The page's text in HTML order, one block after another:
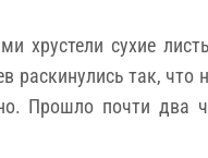
хрустели сухие
раскинулись так, что
Прошло почти два